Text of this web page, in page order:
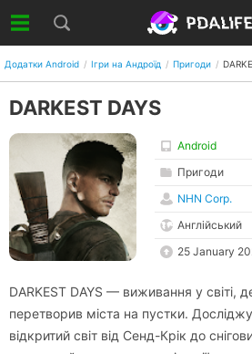
Додатки Android Ігри на Андроїд Пригоди
DARKEST DAYS
Android
Пригоди
NHN Corp.
Англійський
25 January
DARKEST DAYS — виживання у світі,
перетворив міста на пустки.
відкритий світ від Сенд-Крік до